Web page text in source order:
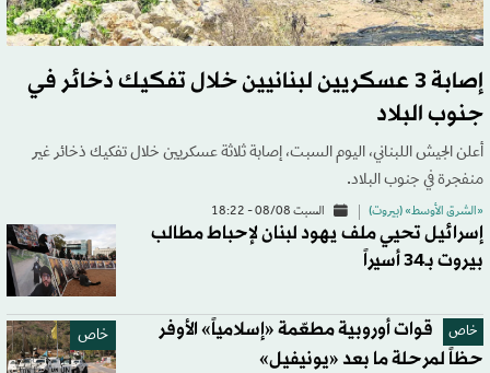
إصابة 3 عسكريين لبنانيين خلال تفكيك ذخائر في
جنوب البلاد
أعلن الجيش اللبناني، اليوم السبت، إصابة ثلاثة عسكريين خلال تفكيك ذخائر غير
منفجرة في جنوب البلاد.
«الشرق الأوسط» (بيروت) السبت 08/08 - 18:22
إسرائيل تحيي ملف يهود لبنان لإحباط مطالب
بيروت بـ34 أسيراً
خاص خاص
قوات أوروبية مطعّمة «إسلامياً» الأوفر
حظاً لمرحلة ما بعد «يونيفيل»